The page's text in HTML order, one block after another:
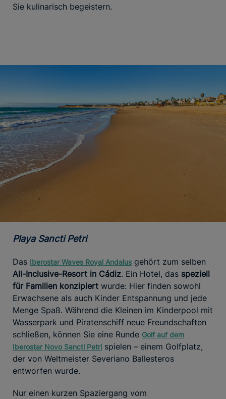
Sie kulinarisch begeistern.
Playa Sancti Petri
Das Iberostar Waves Royal Andalus gehört zum selben
All-Inclusive-Resort in Cádiz. Ein Hotel, das speziell
für Familien konzipiert wurde: Hier finden sowohl
Erwachsene als auch Kinder Entspannung und jede
Menge Spaß. Während die Kleinen im Kinderpool mit
Wasserpark und Piratenschiff neue Freundschaften
schließen, können Sie eine Runde Golf auf dem
Iberostar Novo Sancti Petri spielen – einem Golfplatz,
der von Weltmeister Severiano Ballesteros
entworfen wurde.
Nur einen kurzen Spaziergang vom